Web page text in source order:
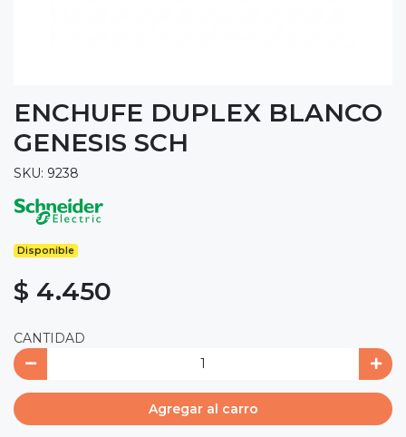
ENCHUFE DUPLEX BLANCO
GENESIS SCH
SKU: 9238
Disponible
$ 4.450
CANTIDAD
Agregar al carro